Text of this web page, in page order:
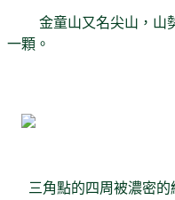
金童山又名尖山，山勢
一顆。
三角點的四周被濃密的